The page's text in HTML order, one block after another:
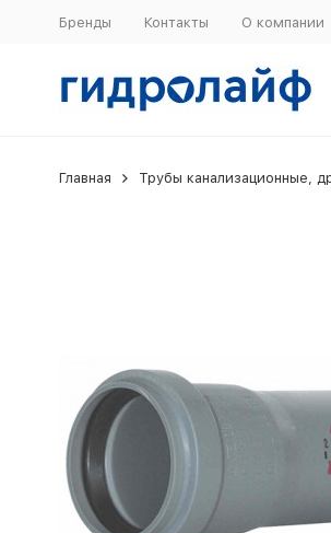
Бренды Контакты О компании
Главная Трубы канализационные,